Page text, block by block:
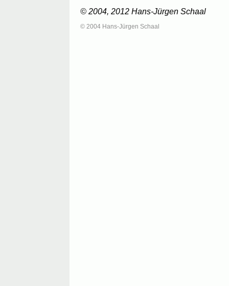
© 2004, 2012 Hans-Jürgen Schaal
© 2004 Hans-Jürgen Schaal